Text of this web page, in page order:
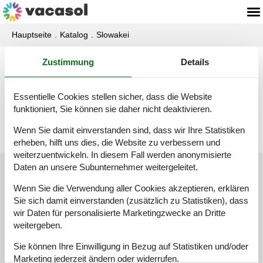
Hauptseite Katalog Slowakei
Katalog - Slowakei - N
Namestovo-Oravska Prehr.
Kundenservice
(+49) 040 8740 6723
info@vacasol.de
Öffnungszeiten
Zustimmung Details
Essentielle Cookies stellen sicher, dass die Website
funktioniert, Sie können sie daher nicht deaktivieren.
Wenn Sie damit einverstanden sind, dass wir Ihre Statistiken
erheben, hilft uns dies, die Website zu verbessern und
weiterzuentwickeln. In diesem Fall werden anonymisierte
Daten an unsere Subunternehmer weitergeleitet.
Wenn Sie die Verwendung aller Cookies akzeptieren, erklären
Sie sich damit einverstanden (zusätzlich zu Statistiken), dass
wir Daten für personalisierte Marketingzwecke an Dritte
weitergeben.
Sie können Ihre Einwilligung in Bezug auf Statistiken und/oder
Marketing jederzeit ändern oder widerrufen.